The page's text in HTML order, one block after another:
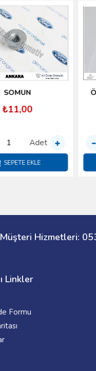
SOMUN
₺11,00
Adet
SEPETE EKLE
Müşteri Hizmetleri:
Linkler
Formu